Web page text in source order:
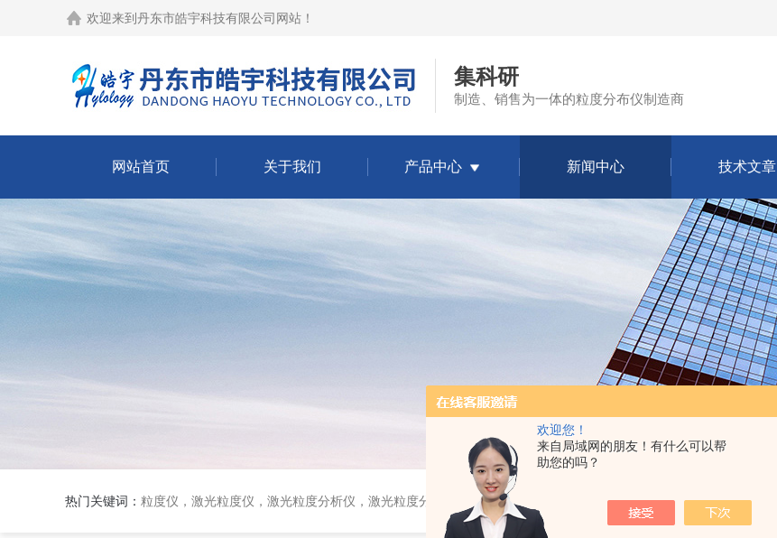
欢迎您！
来自局域网的朋友！有什么可以帮
助您的吗？
欢迎来到 丹东市皓宇科技有限公司网站 ！
集科研
制造、销售为一体的粒度分布仪制造商
网站首页 关于我们 产品中心 新闻中心 技术文章
热门关键词： 粒度仪，激光粒度仪，激光粒度分析仪，激光粒度分布仪；全自动激光粒度分布仪，粉体综合特性测试仪，振实密度仪，霍尔流速计，自然堆积密度计，斯柯特容量计；